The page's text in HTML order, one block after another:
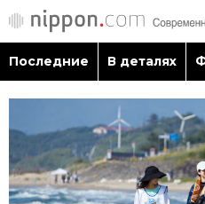
Последние
Последние В деталях